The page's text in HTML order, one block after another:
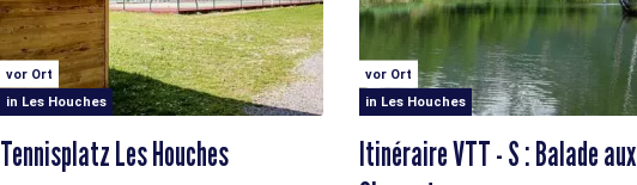
vor Ort
in Les Houches
Tennisplatz Les Houches
vor Ort
in Les Houches
Itinéraire VTT - S : Balade aux